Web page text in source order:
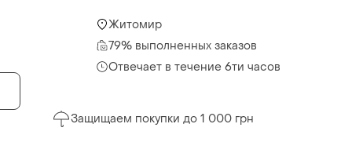
Житомир
79% выполненных заказов
Отвечает в течение 6ти часов
Защищаем покупки до 1 000 грн